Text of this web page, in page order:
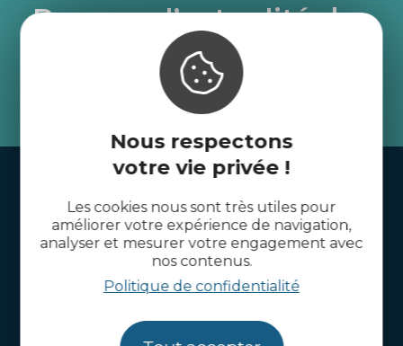
Nous respectons
votre vie privée !
Les cookies nous sont très utiles pour
améliorer votre expérience de navigation,
analyser et mesurer votre engagement avec
nos contenus.
Politique de confidentialité
Recevez l’actualité des
Côtes d’Armor
je m'abonne
Handi-tourisme
Webcams
Brochures
Infos pratiques
Côtes d’Armor Destination